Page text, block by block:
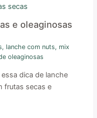
e oleaginosas
, lanche com nuts, mix
oleaginosas
dica de lanche
frutas secas e